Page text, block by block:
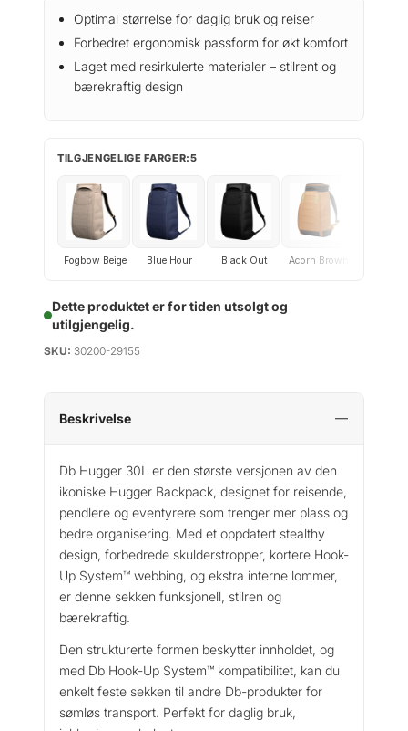
Optimal størrelse for daglig bruk og reiser
Forbedret ergonomisk passform for økt komfort
Laget med resirkulerte materialer – stilrent og
bærekraftig design
TILGJENGELIGE FARGER:5
Fogbow Beige Blue Hour Black Out Acorn Brown
Dette produktet er for tiden utsolgt og
utilgjengelig.
SKU: 30200-29155
Beskrivelse
Db Hugger 30L er den største versjonen av den
ikoniske Hugger Backpack, designet for reisende,
pendlere og eventyrere som trenger mer plass og
bedre organisering. Med et oppdatert stealthy
design, forbedrede skulderstropper, kortere Hook-
Up System™ webbing, og ekstra interne lommer,
er denne sekken funksjonell, stilren og
bærekraftig.
Den strukturerte formen beskytter innholdet, og
med Db Hook-Up System™ kompatibilitet, kan du
enkelt feste sekken til andre Db-produkter for
sømløs transport. Perfekt for daglig bruk,